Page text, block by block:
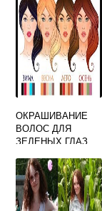
ОКРАШИВАНИЕ
ВОЛОС ДЛЯ
ЗЕЛЕНЫХ ГЛАЗ